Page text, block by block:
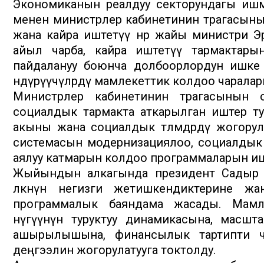
Экономиканын реалдуу секторундагы
менен министрлер кабинетинин
жана кайра иштетүү өнөр жайы министри
айыл чарба, кайра иштетүү
пайдалануу боюнча долбоорлордун
өндүрүүчүлөрдү мамлекеттик колдоо
Министрлер кабинетинин
социалдык тармакта аткарылган иштер
акыны жана социалдык төлөмдөрдү
системасын модернизациялоо,
аялуу катмарын колдоо программаларын
Жыйындын алкагында президент Садыр
өлкөнүн негизги жетишкендиктерине
программалык баяндама жасады.
өнүгүүнүн туруктуу динамикасына,
ашырылышына, финансылык тартипти
деңгээлин жогорулатууга токтолду.